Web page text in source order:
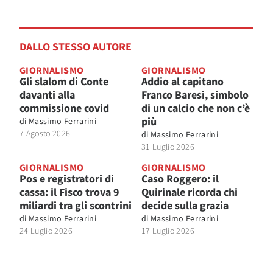
DALLO STESSO AUTORE
GIORNALISMO
Gli slalom di Conte
davanti alla
commissione covid
di Massimo Ferrarini
7 Agosto 2026
GIORNALISMO
Addio al capitano
Franco Baresi, simbolo
di un calcio che non c’è
più
di Massimo Ferrarini
31 Luglio 2026
GIORNALISMO
Pos e registratori di
cassa: il Fisco trova 9
miliardi tra gli scontrini
di Massimo Ferrarini
24 Luglio 2026
GIORNALISMO
Caso Roggero: il
Quirinale ricorda chi
decide sulla grazia
di Massimo Ferrarini
17 Luglio 2026